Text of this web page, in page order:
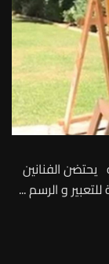
الفنانين
و الرسم ...